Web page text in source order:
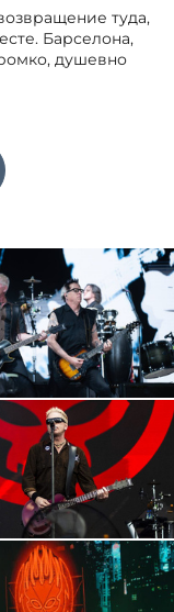
туда,
Барселона,
душевно